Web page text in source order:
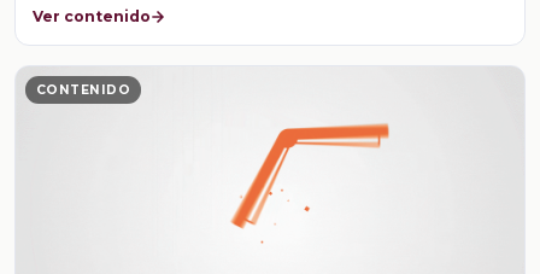
Ver contenido
CONTENIDO